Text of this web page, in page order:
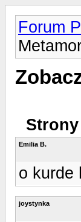
Forum
Emilia B.
o kurde
joystynka